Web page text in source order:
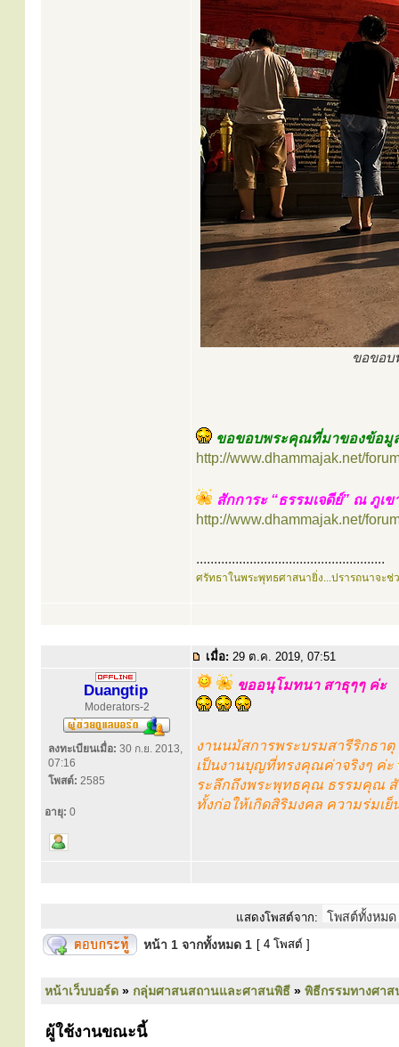
ขอขอบ
ขอขอบพระคุณที่มาของข้อมู
http://www.dhammajak.net/
สักการะ “ธรรมเจดีย์” ณ ภูเข
http://www.dhammajak.net/
.....................................................
ศรัทธาในพระพุทธศาสนายิ่ง...ปรารถนาจะ
เมื่อ: 29 ต.ค. 2019, 07:51
Duangtip
Moderators-2
ลงทะเบียนเมื่อ: 30 ก.ย. 2013,
07:16
โพสต์: 2585
อายุ: 0
ขออนุโมทนา สาธุๆๆ ค่ะ
งานนมัสการพระบรมสารีริกธา
เป็นงานบุญที่ทรงคุณค่าจริงๆ ค่ะ
ระลึกถึงพระพุทธคุณ ธรรมคุณ
ทั้งก่อให้เกิดสิริมงคล ความร่มเ
แสดงโพสต์จาก:
หน้า 1 จากทั้งหมด 1 [ 4 โพสต์ ]
หน้าเว็บบอร์ด » กลุ่มศาสนสถานและศาสนพิธี » พิธีกรรมทางศา
ผู้ใช้งานขณะนี้